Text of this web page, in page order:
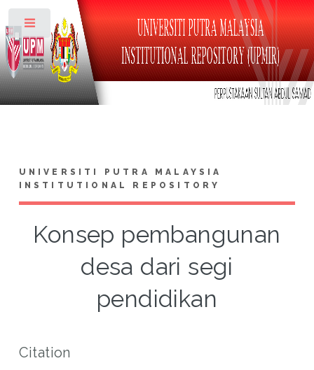
UNIVERSITI PUTRA MALAYSIA
INSTITUTIONAL REPOSITORY
Konsep pembangunan
desa dari segi
pendidikan
Citation
Toggle